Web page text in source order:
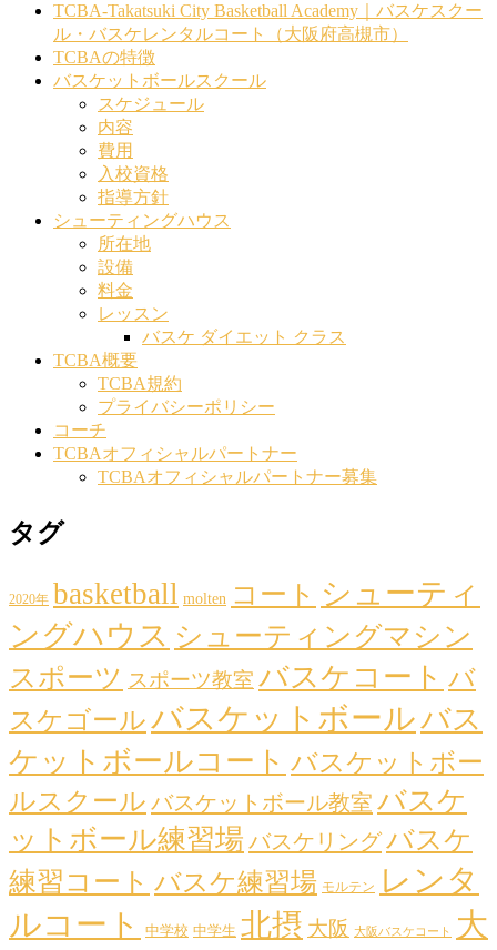
TCBA-Takatsuki City Basketball Academy｜バスケスクー
ル・バスケレンタルコート（大阪府高槻市）
TCBAの特徴
バスケットボールスクール
スケジュール
内容
費用
入校資格
指導方針
シューティングハウス
所在地
設備
料金
レッスン
バスケ ダイエット クラス
TCBA概要
TCBA規約
プライバシーポリシー
コーチ
TCBAオフィシャルパートナー
TCBAオフィシャルパートナー募集
タグ
2020年 basketball molten コート シューティ
ングハウス シューティングマシン
スポーツ スポーツ教室 バスケコート バ
スケゴールバスケットボールバス
ケットボールコート バスケットボー
ルスクール バスケットボール教室 バスケ
ットボール練習場 バスケリングバスケ
練習コート バスケ練習場 モルテン
レンタ
ルコート
中学校 中学生 北摂 大阪 大阪バスケコート
大